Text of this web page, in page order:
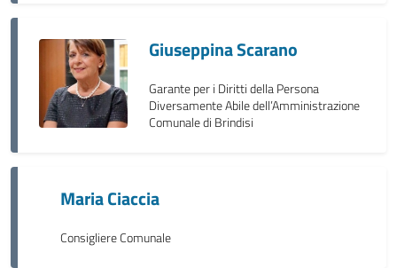
Giuseppina Scarano
Garante per i Diritti della Persona
Diversamente Abile dell’Amministrazione
Comunale di Brindisi
Maria Ciaccia
Consigliere Comunale